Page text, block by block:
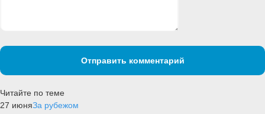
Отправить комментарий
Читайте по теме
27 июняЗа рубежом